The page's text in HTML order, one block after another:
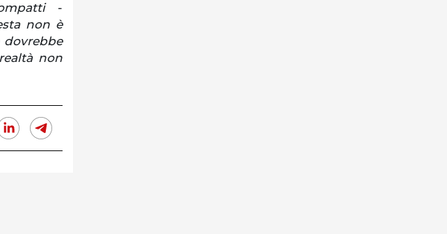
-
non è
non